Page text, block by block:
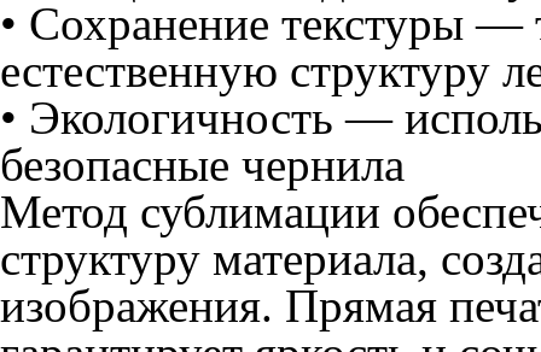
• Сохранение текстуры —
естественную структуру
• Экологичность —
безопасные чернила
Метод сублимации
структуру материала,
изображения. Прямая